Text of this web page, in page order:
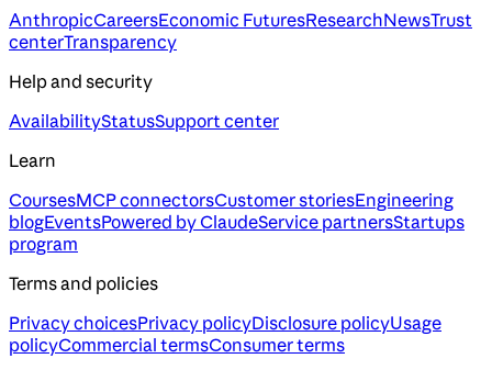
AnthropicCareersEconomic FuturesResearchNewsTrust
centerTransparency
Help and security
AvailabilityStatusSupport center
Learn
CoursesMCP connectorsCustomer storiesEngineering
blogEventsPowered by ClaudeService partnersStartups
program
Terms and policies
Privacy choicesPrivacy policyDisclosure policyUsage
policyCommercial termsConsumer terms